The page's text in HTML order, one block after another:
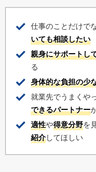
仕事のことだけで
いても相談したい
親身にサポートし
る
身体的な負担の少
就業先でうまくや
できるパートナー
適性や得意分野を
紹介してほしい